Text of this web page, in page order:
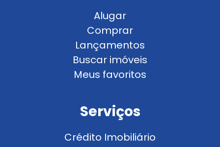
Alugar
Comprar
Lançamentos
Buscar imóveis
Meus favoritos
Serviços
Crédito Imobiliário